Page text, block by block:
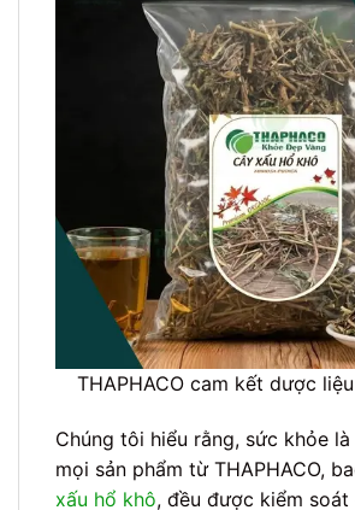
THAPHACO cam kết dược
Chúng tôi hiểu rằng, sức khỏe
mọi sản phẩm từ THAPHACO,
xấu hổ khô, đều được kiểm